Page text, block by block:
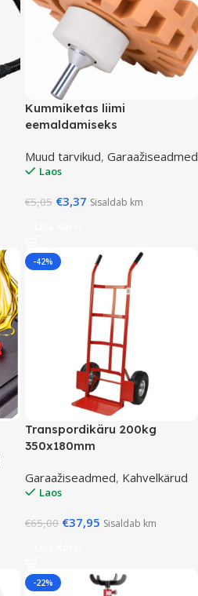
Kummiketas liimi
eemaldamiseks
Muud tarvikud, Garaažiseadmed
Laos
€5,05 €3,37 Sisaldab km
-42%
Transpordikäru 200kg
350x180mm
Garaažiseadmed, Kahvelkärud
Laos
€65,00 €37,95 Sisaldab km
-22%